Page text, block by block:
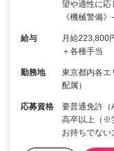
望や適性に
《機械警備
給与
月給223,800
＋各種手当
勤務地
東京都内各
配属）
応募資格
要普通免許（
高卒以上（※
お持ちでない